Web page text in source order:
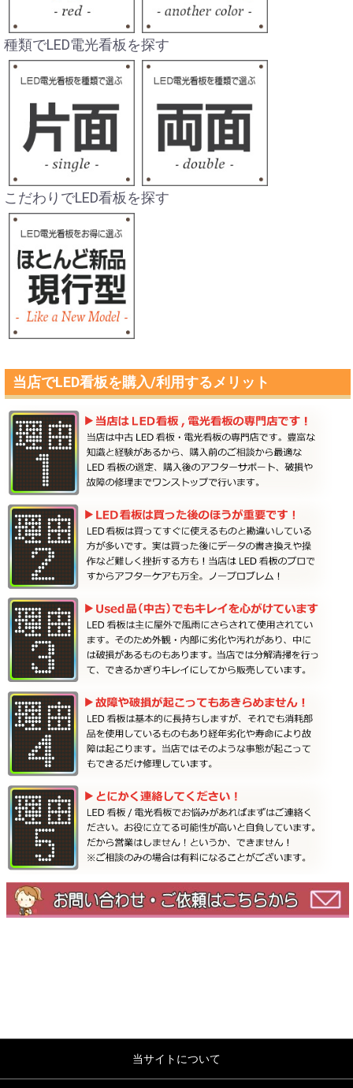
種類でLED電光看板を探す
こだわりでLED看板を探す
当店でLED看板を購入/利用するメリット
当サイトについて